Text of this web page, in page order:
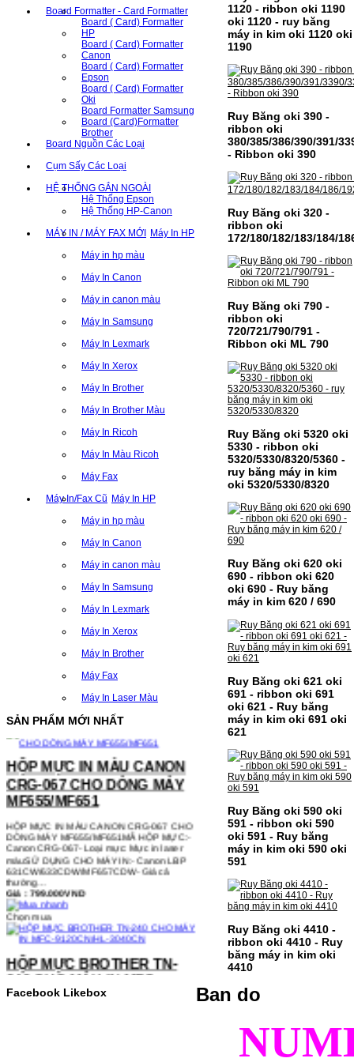
Board Formatter - Card Formatter
Board ( Card) Formatter
HP
Board ( Card) Formatter
Canon
Board ( Card) Formatter
Epson
Board ( Card) Formatter
Oki
Board Formatter Samsung
Board (Card)Formatter
Brother
Board Nguồn Các Loại
Cụm Sấy Các Loại
HỆ THỐNG GẮN NGOÀI
Hệ Thống Epson
Hệ Thống HP-Canon
MÁY IN / MÁY FAX MỚI Máy In HP
Máy in hp màu
Máy In Canon
Máy in canon màu
Máy In Samsung
Máy In Lexmark
Máy In Xerox
Máy In Brother
Máy In Brother Màu
Máy In Ricoh
Máy In Màu Ricoh
Máy Fax
Máy In/Fax Cũ Máy In HP
Máy in hp màu
Máy In Canon
Máy in canon màu
Máy In Samsung
Máy In Lexmark
Máy In Xerox
Máy In Brother
Máy Fax
Máy In Laser Màu
SẢN PHẨM MỚI NHẤT
CỤM DRUM CANON NPG-
59 CHO DÒNG MÁY IR
CỤM DRUM CANON NPG-59 CHO DÒNG
MÁY IR 2002/2202MÃ CỤM DRUM:- Hộp
mực Canon NPG-59- Loại cụm drum:
PhotocopySỬ DỤNG CHO MÁY IN:- Canon
Ir 2002/2002N/2202N/2004n/2006n- Mặt
hàng thường xuyên…
Giá : 1.399.000VND
HỘP MỰC IN MÀU CANON
CRG-067 CHO DÒNG MÁY
MF655/MF651
HỘP MỰC IN MÀU CANON CRG-067 CHO
DÒNG MÁY MF655/MF651MÃ HỘP MỰC:-
Canon CRG-067- Loại mực: Mực in laser
màuSỬ DỤNG CHO MÁY IN:- Canon LBP
631CW/633CDW/MF657CDW- Giá cả
thường…
Giá : 799.000VND
Chọn mua
HỘP MỰC BROTHER TN-
240 CHO MÁY IN MFC-
9120CN/HL-3040CN
HỘP MỰC BROTHER TN-240 CHO MÁY IN
Facebook Likebox
1120 - ribbon oki 1190
oki 1120 - ruy băng
máy in kim oki 1120 oki
1190
Ruy Băng oki 390 -
ribbon oki
380/385/386/390/391/
- Ribbon oki 390
Ruy Băng oki 320 -
ribbon oki
172/180/182/183/184/
Ruy Băng oki 790 -
ribbon oki
720/721/790/791 -
Ribbon oki ML 790
Ruy Băng oki 5320 oki
5330 - ribbon oki
5320/5330/8320/5360 -
ruy băng máy in kim
oki 5320/5330/8320
Ruy Băng oki 620 oki
690 - ribbon oki 620
oki 690 - Ruy băng
máy in kim 620 / 690
Ruy Băng oki 621 oki
691 - ribbon oki 691
oki 621 - Ruy băng
máy in kim oki 691 oki
621
Ruy Băng oki 590 oki
591 - ribbon oki 590
oki 591 - Ruy băng
máy in kim oki 590 oki
591
Ruy Băng oki 4410 -
ribbon oki 4410 - Ruy
băng máy in kim oki
4410
Ban do